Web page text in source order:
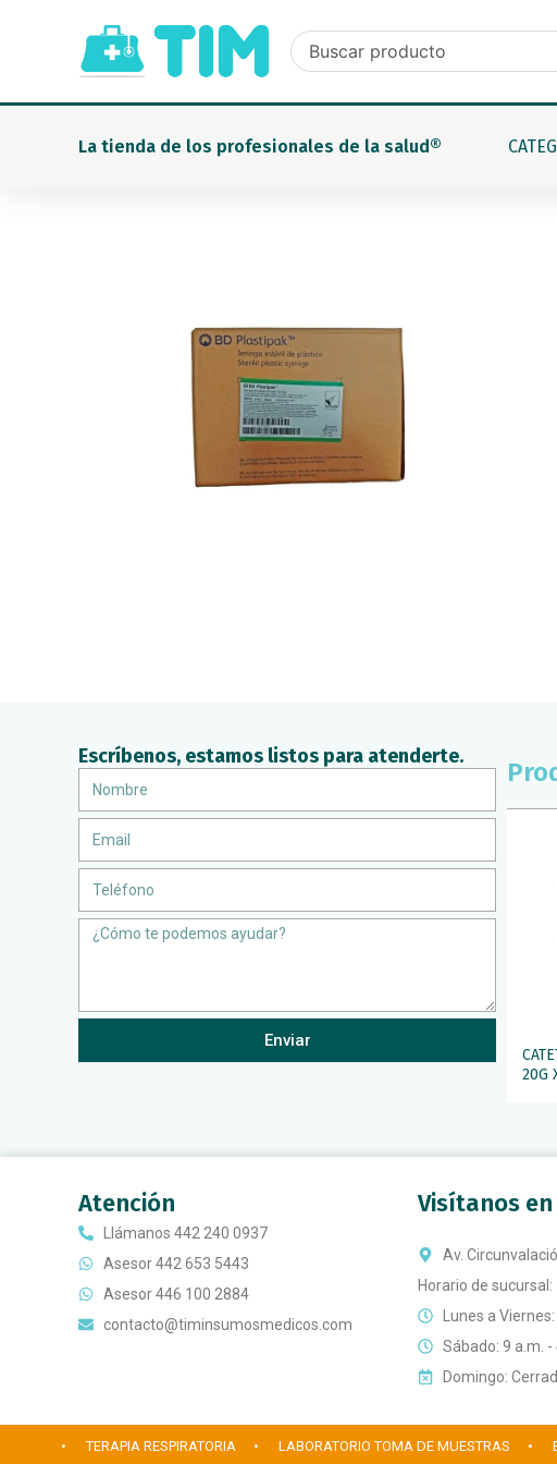
contenido
La tienda de los profesionales de la salud®
Escríbenos, estamos listos para atenderte.
Message
Enviar
20G
Atención
Llámanos 442 240 0937
Asesor 442 653 5443
Asesor 446 100 2884
contacto@timinsumosmedicos.com
Visítanos en
Av.
Horario de sucursal:
Lunes a
Sábado: 9 a.m. -
Domingo:
• TERAPIA RESPIRATORIA • LABORATORIO TOMA DE MUESTRAS •